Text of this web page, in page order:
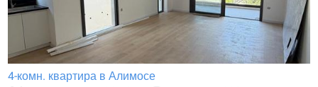
4-комн. квартира в Алимосе